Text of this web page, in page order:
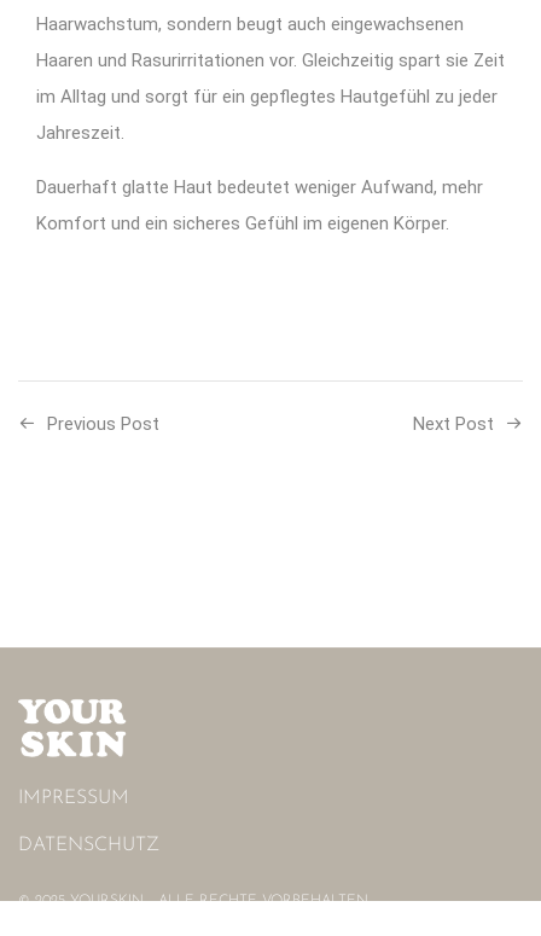
Haarwachstum, sondern beugt auch eingewachsenen
Haaren und Rasurirritationen vor. Gleichzeitig spart sie Zeit
im Alltag und sorgt für ein gepflegtes Hautgefühl zu jeder
Jahreszeit.
Dauerhaft glatte Haut bedeutet weniger Aufwand, mehr
Komfort und ein sicheres Gefühl im eigenen Körper.
Previous Post Next Post
IMPRESSUM
DATENSCHUTZ
© 2025 YOURSKIN - ALLE RECHTE VORBEHALTEN.